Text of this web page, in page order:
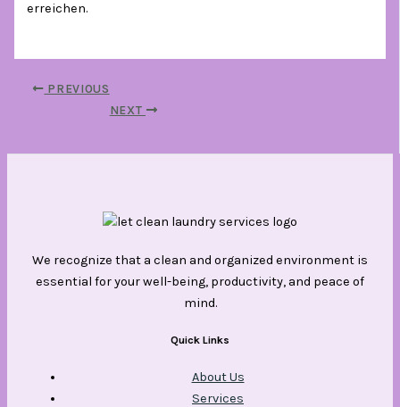
erreichen.
PREVIOUS
NEXT
We recognize that a clean and organized environment is
essential for your well-being, productivity, and peace of
mind.
Quick Links
About Us
Services